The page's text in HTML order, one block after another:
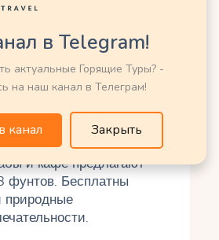
: Проверяйте прогноз
походами, так как туман
быть опасны.
обозначенных троп и
кому-то о своём
в музеи стоит 5–15
по озёрам — 10–20
и кафе предлагают
фунтов. Бесплатны
природные
в Telegram!
актуальные Горящие Туры? -
на наш канал в Телеграм!
канал Закрыть